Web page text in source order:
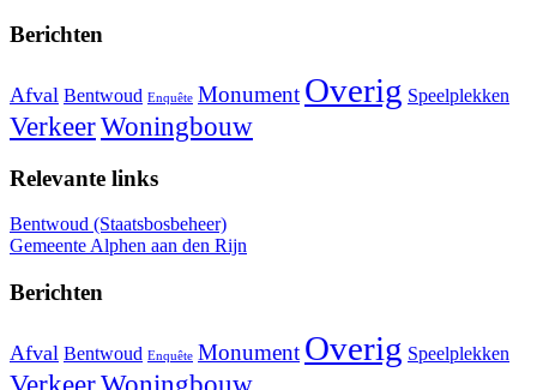
Berichten
Afval Bentwoud Enquête Monument Overig Speelplekken
VerkeerWoningbouw
Relevante links
Bentwoud (Staatsbosbeheer)
Gemeente Alphen aan den Rijn
Berichten
Afval Bentwoud Enquête Monument Overig Speelplekken